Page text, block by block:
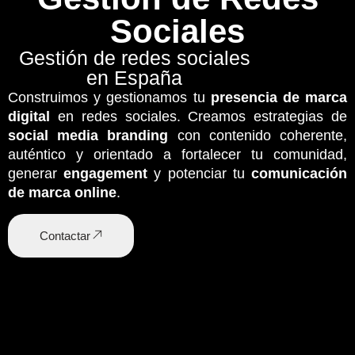
Sociales
Gestión de redes sociales
en España
Construimos y gestionamos tu presencia de marca
digital
en redes sociales. Creamos estrategias de
social media branding con contenido coherente,
auténtico y orientado a fortalecer tu comunidad,
generarengagement y potenciar tucomunicación
de marca online.
Contactar